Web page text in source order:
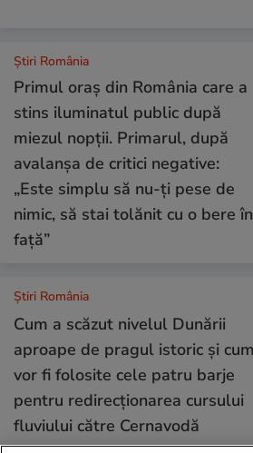
Știri România
Primul oraș din România care a
stins iluminatul public după
miezul nopții. Primarul, după
avalanșa de critici negative:
„Este simplu să nu-ți pese de
nimic, să stai tolănit cu o bere în
față”
Știri România
Cum a scăzut nivelul Dunării
aproape de pragul istoric și cum
vor fi folosite cele patru barje
pentru redirecționarea cursului
fluviului către Cernavodă